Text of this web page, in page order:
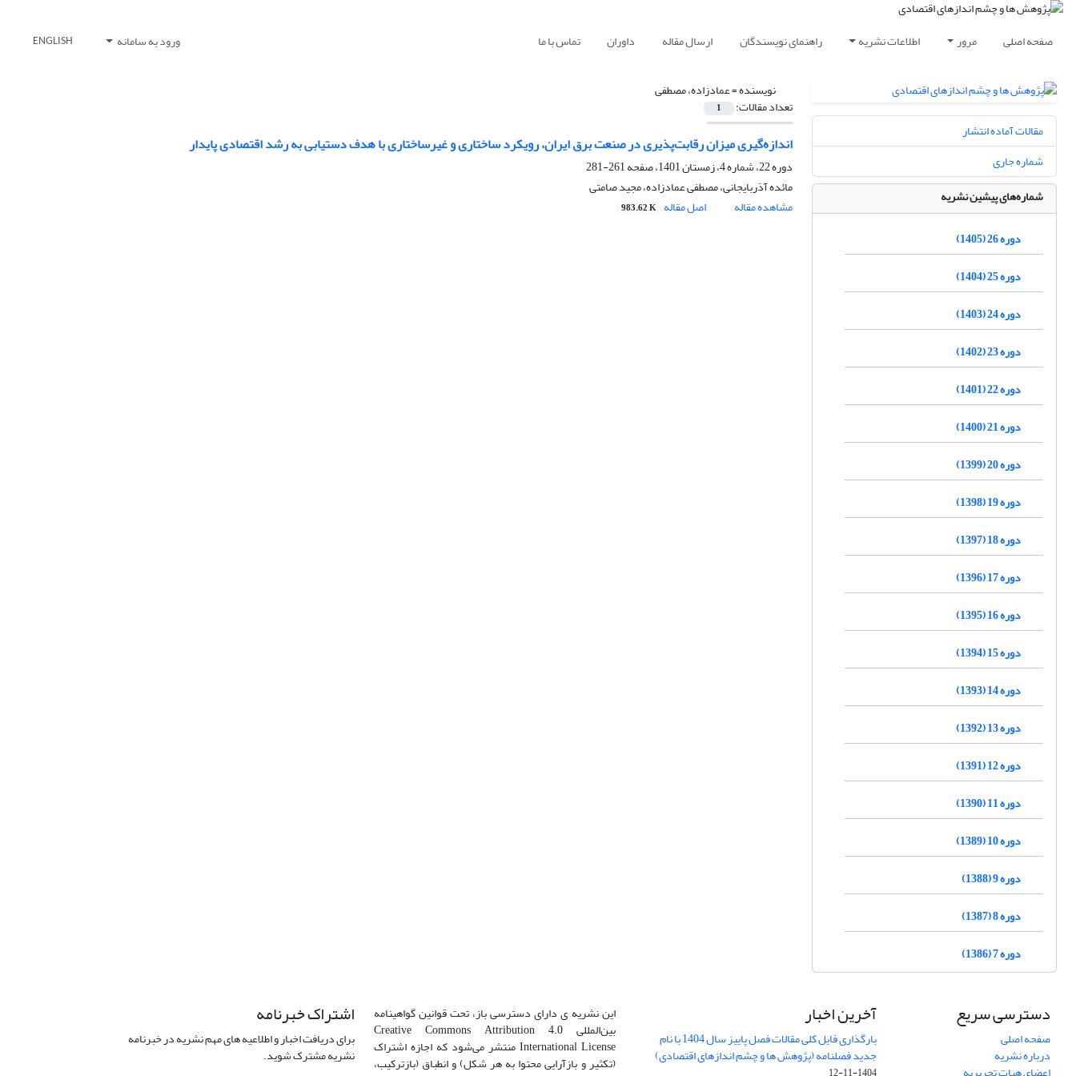
صفحه اصلی مرور اطلاعات نشریه راهنمای نویسندگان ارسال مقاله داوران تماس با ما ورود به سامانه ENGLISH
نویسنده =عمادزاده، مصطفی
تعداد مقالات: 1
اندازه‌گیری میزان رقابت‌پذیری در صنعت برق ایران، رویکرد ساختاری و غیرساختاری با هدف دستیابی به رشد اقتصادی پایدار
دوره 22، شماره 4، زمستان 1401، صفحه
261-281
مائده آذربایجانی، مصطفی عمادزاده، مجید صامتی
مشاهده مقاله
اصل مقاله 983.62 K
مقالات آماده انتشار
شماره جاری
شماره‌های پیشین نشریه
دوره 26 (1405)
دوره 25 (1404)
دوره 24 (1403)
دوره 23 (1402)
دوره 22 (1401)
دوره 21 (1400)
دوره 20 (1399)
دوره 19 (1398)
دوره 18 (1397)
دوره 17 (1396)
دوره 16 (1395)
دوره 15 (1394)
دوره 14 (1393)
دوره 13 (1392)
دوره 12 (1391)
دوره 11 (1390)
دوره 10 (1389)
دوره 9 (1388)
دوره 8 (1387)
دوره 7 (1386)
دسترسی سریع
صفحه اصلی
درباره نشریه
آخرین اخبار
بارگذاری فایل کلی مقالات فصل پاییز سال 1404 با نام
جدید فصلنامه (پژوهش ها و چشم اندازهای اقتصادی)
این نشریه ی دارای دسترسی باز، تحت قوانین گواهینامه
بین‌المللی Creative Commons Attribution 4.0
International License منتشر می‌شود که اجازه اشتراک
(تکثیر و بازآرایی محتوا به هر شکل) و انطباق (بازترکیب،
اشتراک خبرنامه
برای دریافت اخبار و اطلاعیه های مهم نشریه در خبرنامه
نشریه مشترک شوید.